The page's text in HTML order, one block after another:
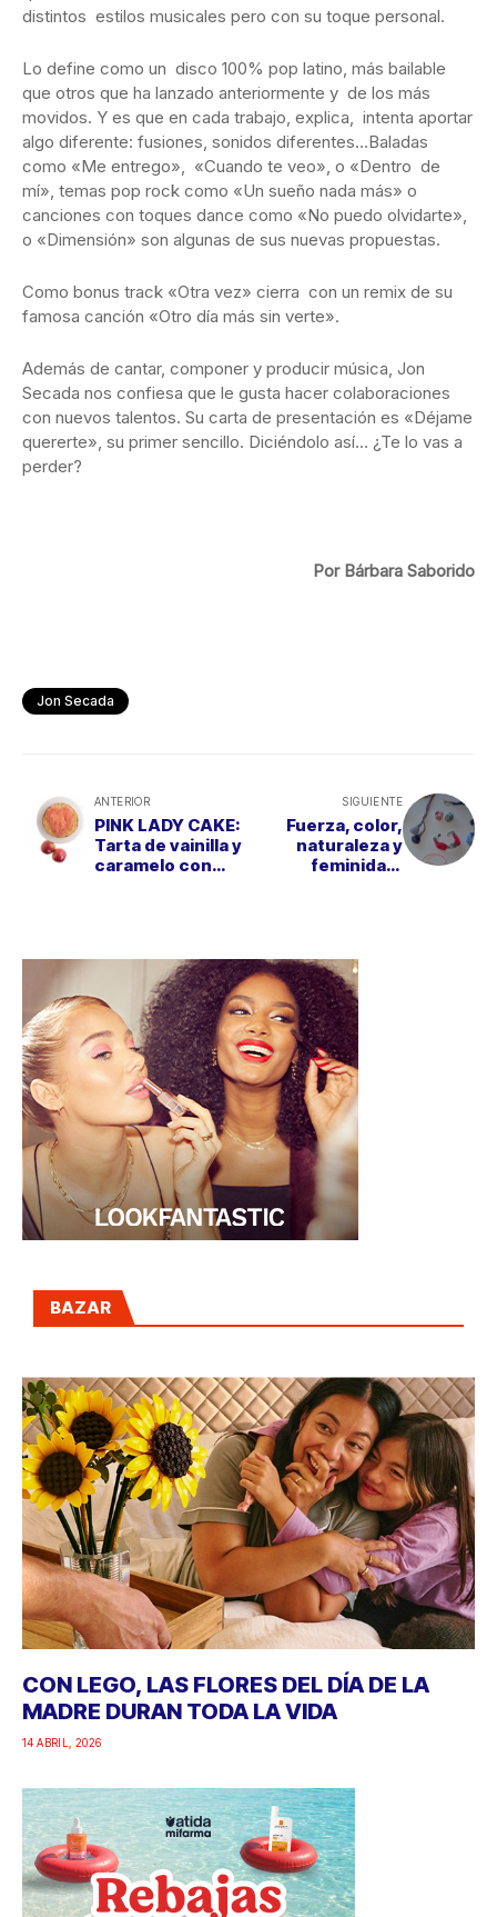
distintos estilos musicales pero con su toque personal.
Lo define como un disco 100% pop latino, más bailable
que otros que ha lanzado anteriormente y de los más
movidos. Y es que en cada trabajo, explica, intenta aportar
algo diferente: fusiones, sonidos diferentes…Baladas
como «Me entrego», «Cuando te veo», o «Dentro de
mí», temas pop rock como «Un sueño nada más» o
canciones con toques dance como «No puedo olvidarte»,
o «Dimensión» son algunas de sus nuevas propuestas.
Como bonus track «Otra vez» cierra con un remix de su
famosa canción «Otro día más sin verte».
Además de cantar, componer y producir música, Jon
Secada nos confiesa que le gusta hacer colaboraciones
con nuevos talentos. Su carta de presentación es «Déjame
quererte», su primer sencillo. Diciéndolo así… ¿Te lo vas a
perder?
Por Bárbara Saborido
Jon Secada
ANTERIOR
PINK LADY CAKE:
Tarta de vainilla y
caramelo con
SIGUIENTE
Fuerza, color,
naturaleza y
feminidad:
BAZAR
CON LEGO, LAS FLORES DEL DÍA DE LA
MADRE DURAN TODA LA VIDA
14 ABRIL, 2026